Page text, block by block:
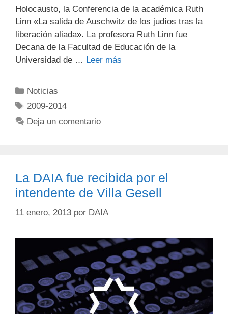
Holocausto, la Conferencia de la académica Ruth
Linn «La salida de Auschwitz de los judíos tras la
liberación aliada». La profesora Ruth Linn fue
Decana de la Facultad de Educación de la
Universidad de … Leer más
Noticias
2009-2014
Deja un comentario
La DAIA fue recibida por el
intendente de Villa Gesell
11 enero, 2013 por DAIA